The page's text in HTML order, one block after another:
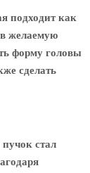
подходит как
желаемую
форму головы
сделать
стал